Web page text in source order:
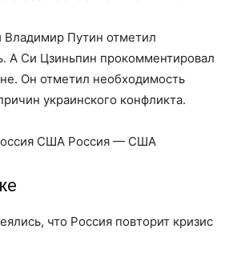
Владимир Путин отметил
А Си Цзиньпин прокомментировал
Он отметил необходимость
украинского конфликта.
США Россия — США
что Россия повторит кризис